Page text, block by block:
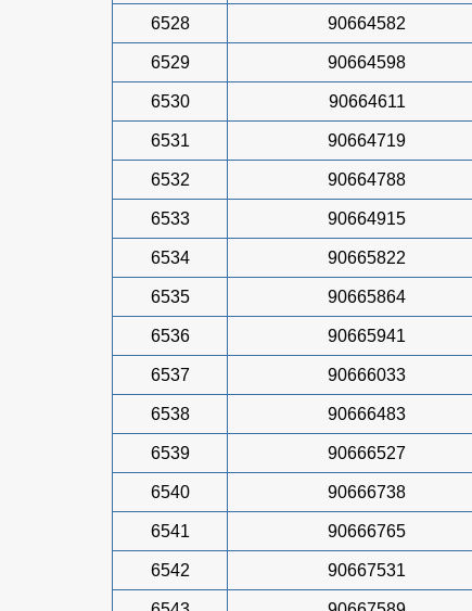
6528 90664582
6529 90664598
6530 90664611
6531 90664719
6532 90664788
6533 90664915
6534 90665822
6535 90665864
6536 90665941
6537 90666033
6538 90666483
6539 90666527
6540 90666738
6541 90666765
6542 90667531